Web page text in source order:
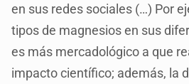
en sus redes sociales (…) Por
tipos de magnesios en sus
es más mercadológico a que
impacto científico; además, la